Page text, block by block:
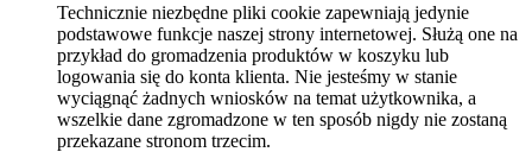
Technicznie niezbędne pliki cookie zapewniają jedynie
podstawowe funkcje naszej strony internetowej. Służą one na
przykład do gromadzenia produktów w koszyku lub
logowania się do konta klienta. Nie jesteśmy w stanie
wyciągnąć żadnych wniosków na temat użytkownika, a
wszelkie dane zgromadzone w ten sposób nigdy nie zostaną
przekazane stronom trzecim.